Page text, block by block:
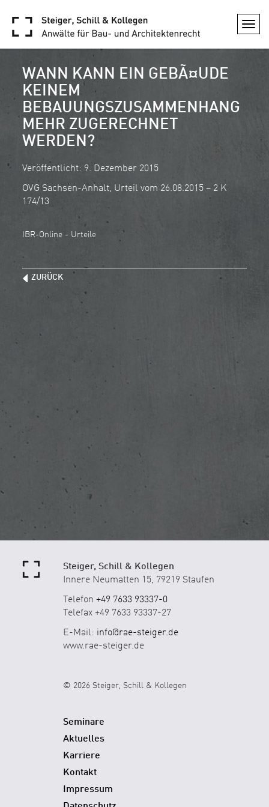
WANN KANN EIN GEBÃ¤UDE
KEINEM
BEBAUUNGSZUSAMMENHANG
MEHR ZUGERECHNET
WERDEN?
Veröffentlicht: 9. Dezember 2015
OVG Sachsen-Anhalt, Urteil vom 26.08.2015 – 2 K
174/13
IBR-Online - Urteile
ZURÜCK
Steiger, Schill & Kollegen
Innere Neumatten 15, 79219 Staufen
Telefon +49 7633 93337-0
Telefax +49 7633 93337-27
E-Mail: info@rae-steiger.de
www.rae-steiger.de
© 2026 Steiger, Schill & Kollegen
Seminare
Aktuelles
Karriere
Kontakt
Impressum